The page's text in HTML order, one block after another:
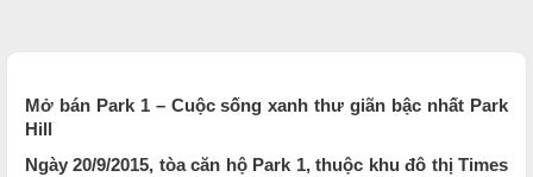
Mở bán Park 1 – Cuộc sống xanh thư giãn bậc nhất Park
Hill
Ngày 20/9/2015, tòa căn hộ Park 1, thuộc khu đô thị Times